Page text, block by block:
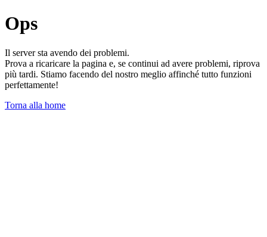
Ops
Il server sta avendo dei problemi.
Prova a ricaricare la pagina e, se continui ad avere problemi, riprova
più tardi. Stiamo facendo del nostro meglio affinché tutto funzioni
perfettamente!
Torna alla home